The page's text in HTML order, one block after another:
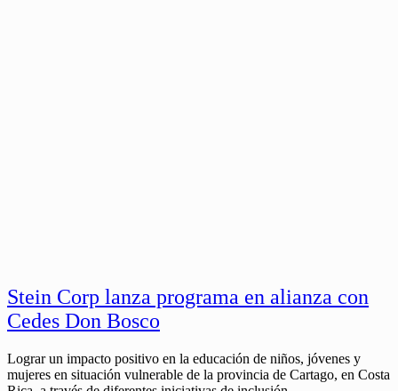
Stein Corp lanza programa en alianza con
Cedes Don Bosco
Lograr un impacto positivo en la educación de niños, jóvenes y
mujeres en situación vulnerable de la provincia de Cartago, en Costa